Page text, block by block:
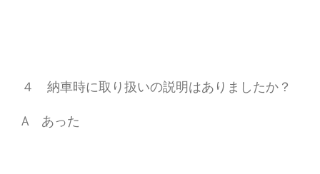
４ 納車時に取り扱いの説明はありましたか？
A あった